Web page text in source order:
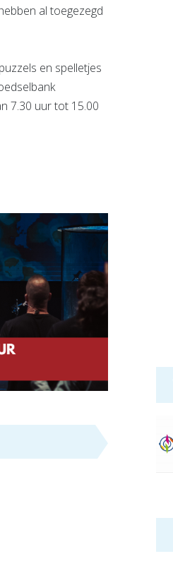
al toegezegd
en spelletjes
7.30 uur tot 15.00